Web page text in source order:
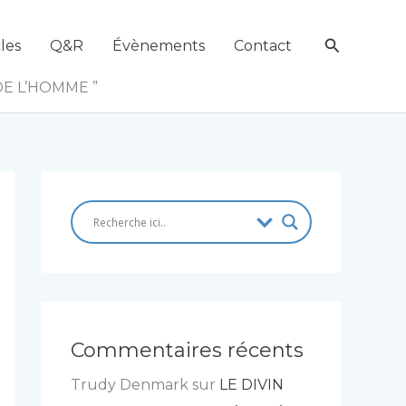
Q&R Évènements Contact
L’HOMME ”
Commentaires récents
Trudy Denmark sur LE DIVIN